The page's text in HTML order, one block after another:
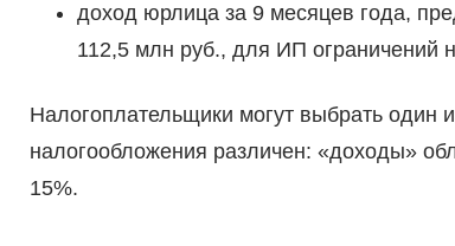
доход юрлица за 9 месяцев года,
112,5 млн руб., для ИП ограничений
Налогоплательщики могут выбрать один
налогообложения различен: «доходы»
15%.